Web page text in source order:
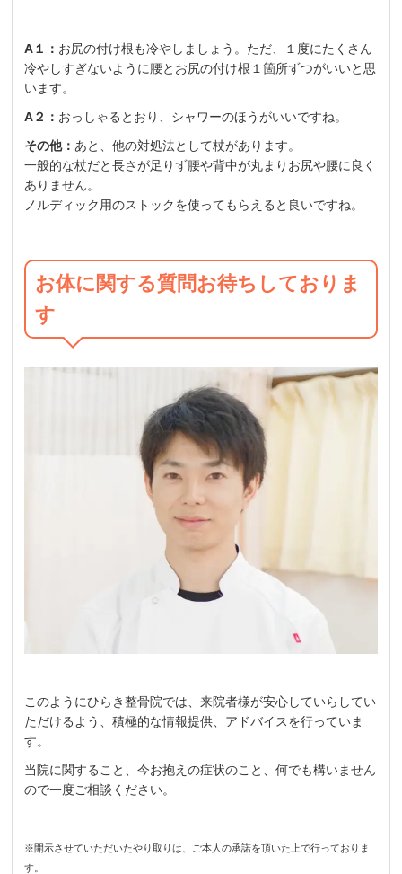
A１： お尻の付け根も冷やしましょう。ただ、１度にたくさん
冷やしすぎないように腰とお尻の付け根１箇所ずつがいいと思
います。
A２： おっしゃるとおり、シャワーのほうがいいですね。
その他： あと、他の対処法として杖があります。
一般的な杖だと長さが足りず腰や背中が丸まりお尻や腰に良く
ありません。
ノルディック用のストックを使ってもらえると良いですね。
お体に関する質問お待ちしておりま
す
このようにひらき整骨院では、来院者様が安心していらしてい
ただけるよう、積極的な情報提供、アドバイスを行っていま
す。
当院に関すること、今お抱えの症状のこと、何でも構いません
ので一度ご相談ください。
※開示させていただいたやり取りは、ご本人の承諾を頂いた上で行っておりま
す。